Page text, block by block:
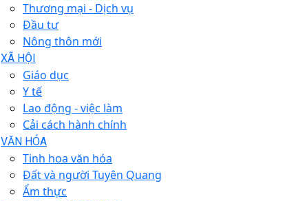
Thương mại - Dịch vụ
Đầu tư
Nông thôn mới
XÃ HỘI
Giáo dục
Y tế
Lao động - việc làm
Cải cách hành chính
VĂN HÓA
Tinh hoa văn hóa
Đất và người Tuyên Quang
Ẩm thực